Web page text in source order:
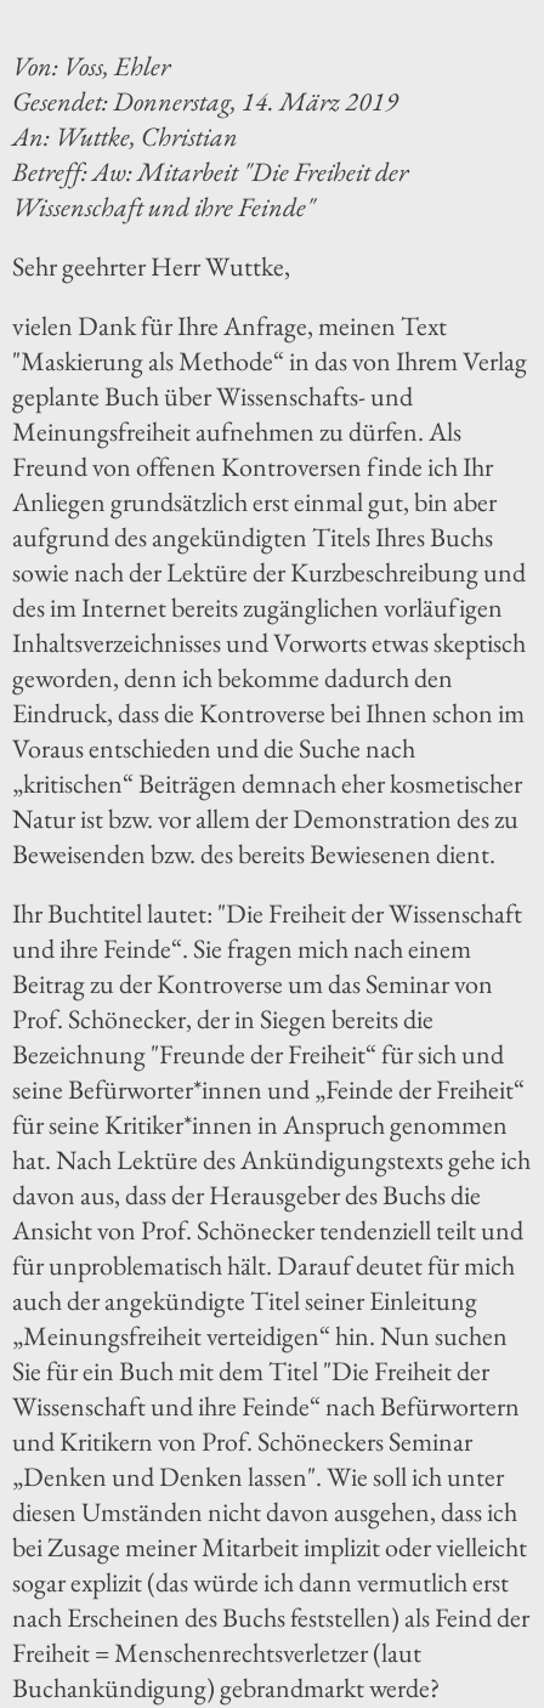
Von: Voss, Ehler
Gesendet: Donnerstag, 14. März 2019
An: Wuttke, Christian
Betreff: Aw: Mitarbeit "Die Freiheit der
Wissenschaft und ihre Feinde"
Sehr geehrter Herr Wuttke,
vielen Dank für Ihre Anfrage, meinen Text
"Maskierung als Methode“ in das von Ihrem Verlag
geplante Buch über Wissenschafts- und
Meinungsfreiheit aufnehmen zu dürfen. Als
Freund von offenen Kontroversen finde ich Ihr
Anliegen grundsätzlich erst einmal gut, bin aber
aufgrund des angekündigten Titels Ihres Buchs
sowie nach der Lektüre der Kurzbeschreibung und
des im Internet bereits zugänglichen vorläufigen
Inhaltsverzeichnisses und Vorworts etwas skeptisch
geworden, denn ich bekomme dadurch den
Eindruck, dass die Kontroverse bei Ihnen schon im
Voraus entschieden und die Suche nach
„kritischen“ Beiträgen demnach eher kosmetischer
Natur ist bzw. vor allem der Demonstration des zu
Beweisenden bzw. des bereits Bewiesenen dient.
Ihr Buchtitel lautet: "Die Freiheit der Wissenschaft
und ihre Feinde“. Sie fragen mich nach einem
Beitrag zu der Kontroverse um das Seminar von
Prof. Schönecker, der in Siegen bereits die
Bezeichnung "Freunde der Freiheit“ für sich und
seine Befürworter*innen und „Feinde der Freiheit“
für seine Kritiker*innen in Anspruch genommen
hat. Nach Lektüre des Ankündigungstexts gehe ich
davon aus, dass der Herausgeber des Buchs die
Ansicht von Prof. Schönecker tendenziell teilt und
für unproblematisch hält. Darauf deutet für mich
auch der angekündigte Titel seiner Einleitung
„Meinungsfreiheit verteidigen“ hin. Nun suchen
Sie für ein Buch mit dem Titel "Die Freiheit der
Wissenschaft und ihre Feinde“ nach Befürwortern
und Kritikern von Prof. Schöneckers Seminar
„Denken und Denken lassen". Wie soll ich unter
diesen Umständen nicht davon ausgehen, dass ich
bei Zusage meiner Mitarbeit implizit oder vielleicht
sogar explizit (das würde ich dann vermutlich erst
nach Erscheinen des Buchs feststellen) als Feind der
Freiheit = Menschenrechtsverletzer (laut
Buchankündigung) gebrandmarkt werde?